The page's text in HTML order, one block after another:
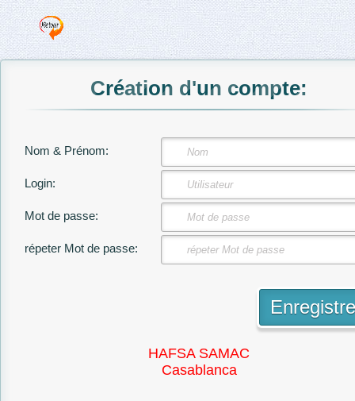
Création d'un compte:
Nom & Prénom:
Login:
Mot de passe:
répeter Mot de passe:
HAFSA SAMAC
Casablanca